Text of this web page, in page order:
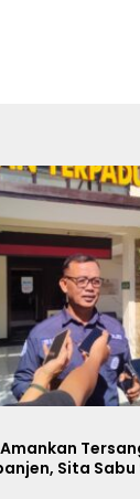
Sita